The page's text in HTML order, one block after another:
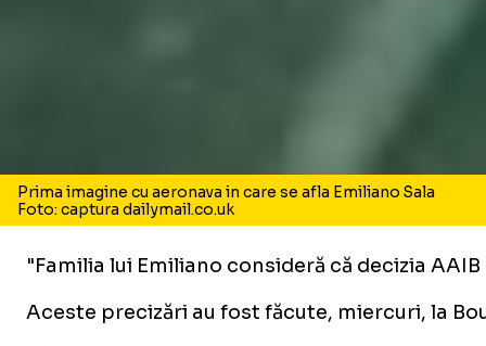
Prima imagine cu aeronava in care se afla Emiliano Sala
Foto: captura dailymail.co.uk
"Familia lui Emiliano consideră că decizia
Aceste precizări au fost făcute, miercuri, la